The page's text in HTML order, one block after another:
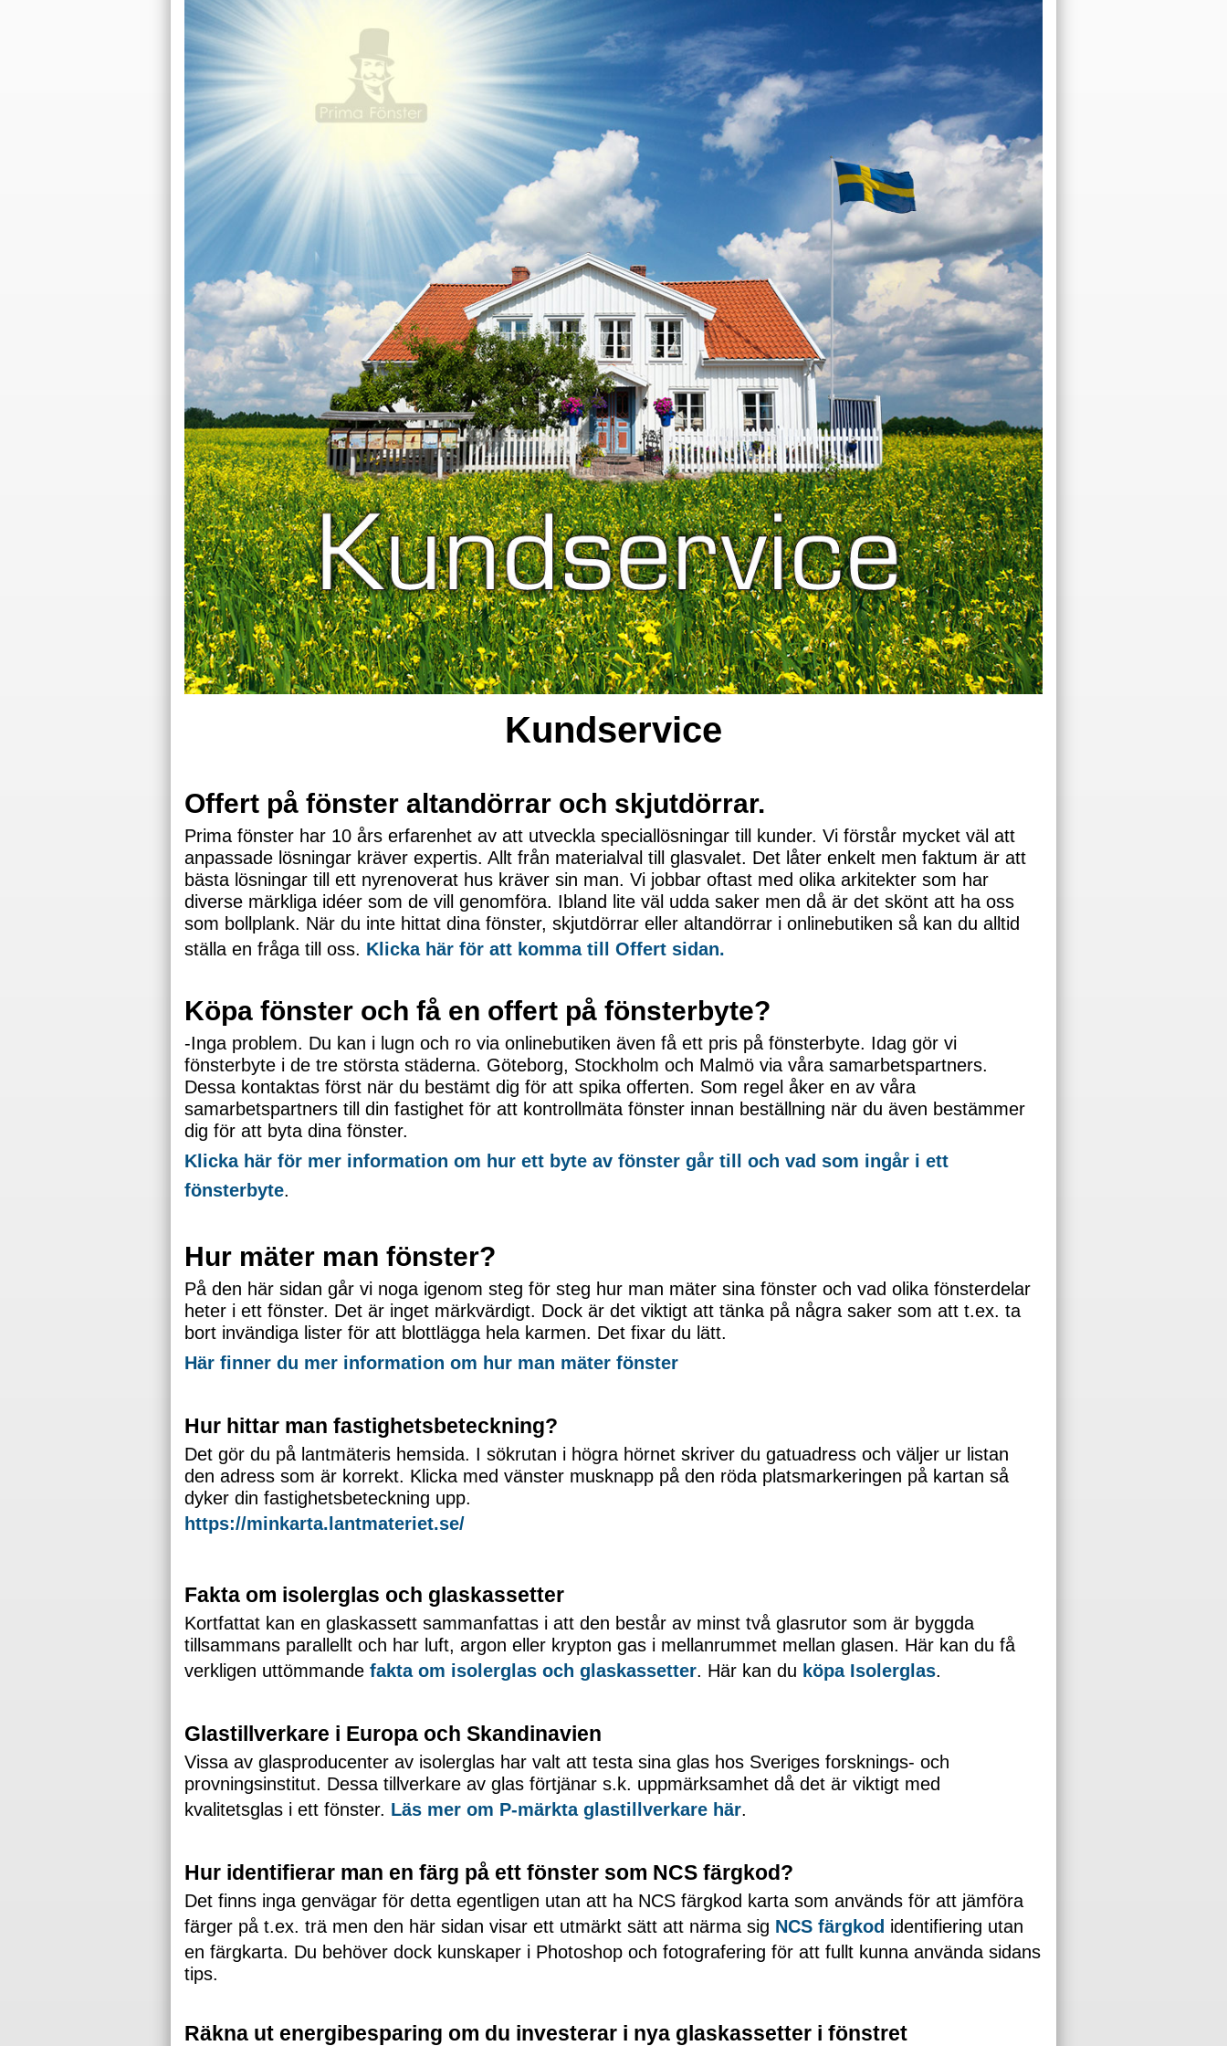
Kundservice
Offert på fönster altandörrar och skjutdörrar.
Prima fönster har 10 års erfarenhet av att utveckla speciallösningar till kunder. Vi förstår mycket väl att
anpassade lösningar kräver expertis. Allt från materialval till glasvalet. Det låter enkelt men faktum är att
bästa lösningar till ett nyrenoverat hus kräver sin man. Vi jobbar oftast med olika arkitekter som har
diverse märkliga idéer som de vill genomföra. Ibland lite väl udda saker men då är det skönt att ha oss
som bollplank. När du inte hittat dina fönster, skjutdörrar eller altandörrar i onlinebutiken så kan du alltid
ställa en fråga till oss. Klicka här för att komma till Offert sidan.
Köpa fönster och få en offert på fönsterbyte?
-Inga problem. Du kan i lugn och ro via onlinebutiken även få ett pris på fönsterbyte. Idag gör vi
fönsterbyte i de tre största städerna. Göteborg, Stockholm och Malmö via våra samarbetspartners.
Dessa kontaktas först när du bestämt dig för att spika offerten. Som regel åker en av våra
samarbetspartners till din fastighet för att kontrollmäta fönster innan beställning när du även bestämmer
dig för att byta dina fönster.
Klicka här för mer information om hur ett byte av fönster går till och vad som ingår i ett
fönsterbyte.
Hur mäter man fönster?
På den här sidan går vi noga igenom steg för steg hur man mäter sina fönster och vad olika fönsterdelar
heter i ett fönster. Det är inget märkvärdigt. Dock är det viktigt att tänka på några saker som att t.ex. ta
bort invändiga lister för att blottlägga hela karmen. Det fixar du lätt.
Här finner du mer information om hur man mäter fönster
Hur hittar man fastighetsbeteckning?
Det gör du på lantmäteris hemsida. I sökrutan i högra hörnet skriver du gatuadress och väljer ur listan
den adress som är korrekt. Klicka med vänster musknapp på den röda platsmarkeringen på kartan så
dyker din fastighetsbeteckning upp.
https://minkarta.lantmateriet.se/
Fakta om isolerglas och glaskassetter
Kortfattat kan en glaskassett sammanfattas i att den består av minst två glasrutor som är byggda
tillsammans parallellt och har luft, argon eller krypton gas i mellanrummet mellan glasen. Här kan du få
verkligen uttömmande fakta om isolerglas och glaskassetter. Här kan du köpa Isolerglas.
Glastillverkare i Europa och Skandinavien
Vissa av glasproducenter av isolerglas har valt att testa sina glas hos Sveriges forsknings- och
provningsinstitut. Dessa tillverkare av glas förtjänar s.k. uppmärksamhet då det är viktigt med
kvalitetsglas i ett fönster. Läs mer om P-märkta glastillverkare här.
Hur identifierar man en färg på ett fönster som NCS färgkod?
Det finns inga genvägar för detta egentligen utan att ha NCS färgkod karta som används för att jämföra
färger på t.ex. trä men den här sidan visar ett utmärkt sätt att närma sig NCS färgkod identifiering utan
en färgkarta. Du behöver dock kunskaper i Photoshop och fotografering för att fullt kunna använda sidans
tips.
Räkna ut energibesparing om du investerar i nya glaskassetter i fönstret